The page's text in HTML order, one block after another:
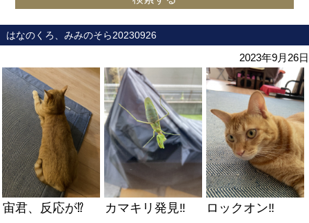
はなのくろ、みみのそら20230926
2023年9月26日
宙君、反応が⁉️ カマキリ発見‼️ ロックオン‼️